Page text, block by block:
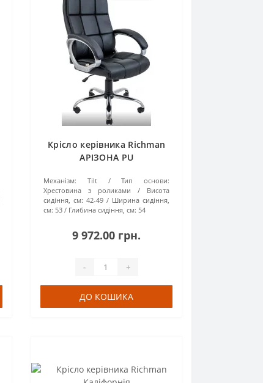
Крісло керівника Richman
АРІЗОНА PU
Механізм: Tilt
Тип основи:
Хрестовина з роликами
Висота
сидіння, см: 42-49
Ширина сидіння,
см: 53 Глибина сидіння, см: 54
9 972.00 грн.
- +
ДО КОШИКА